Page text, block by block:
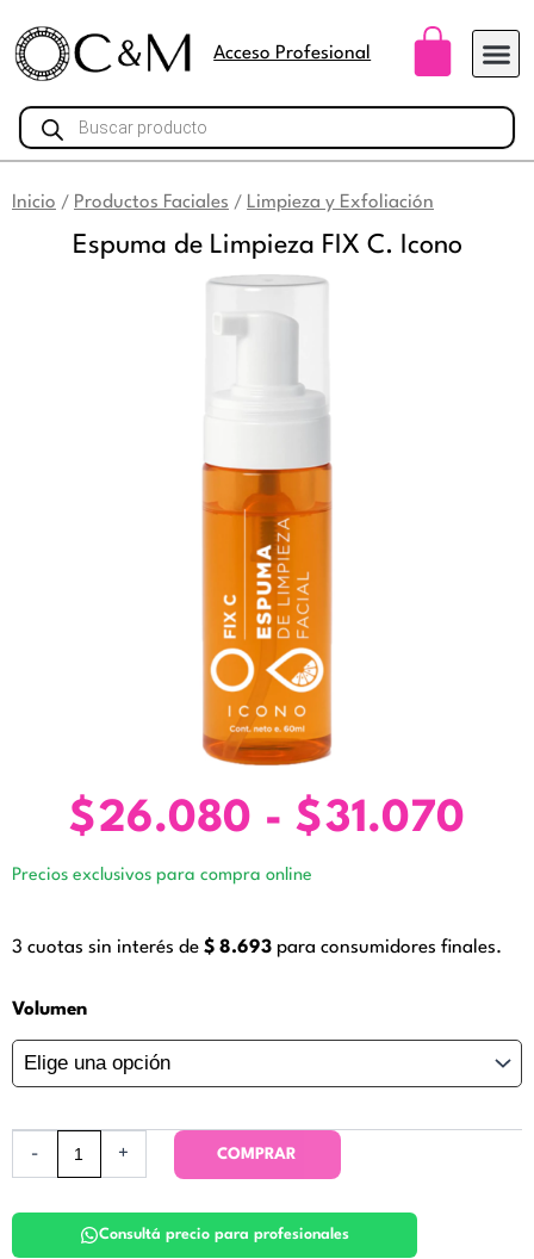
contenido
Acceso Profesional
Búsqueda
de
productos
Inicio / Productos Faciales / Limpieza y Exfoliación
Espuma de Limpieza FIX C. Icono
$26.080 - $31.070
Precios exclusivos para compra online
3 cuotas sin interés de $ 8.693 para consumidores finales.
Volumen
-
Espuma
Limpieza
FIX
+ COMPRAR
Consultá precio para profesionales